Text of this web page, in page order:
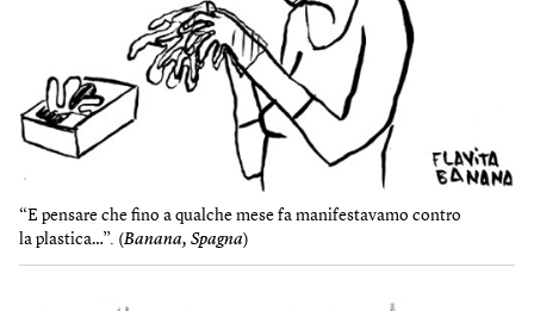
“E pensare che fino a qualche mese fa manifestavamo contro
la plastica…”. (Banana, Spagna)